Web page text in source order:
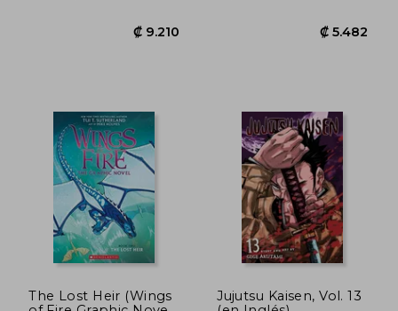
The Lost Heir (Wings
Jujutsu Kaisen, Vol. 13